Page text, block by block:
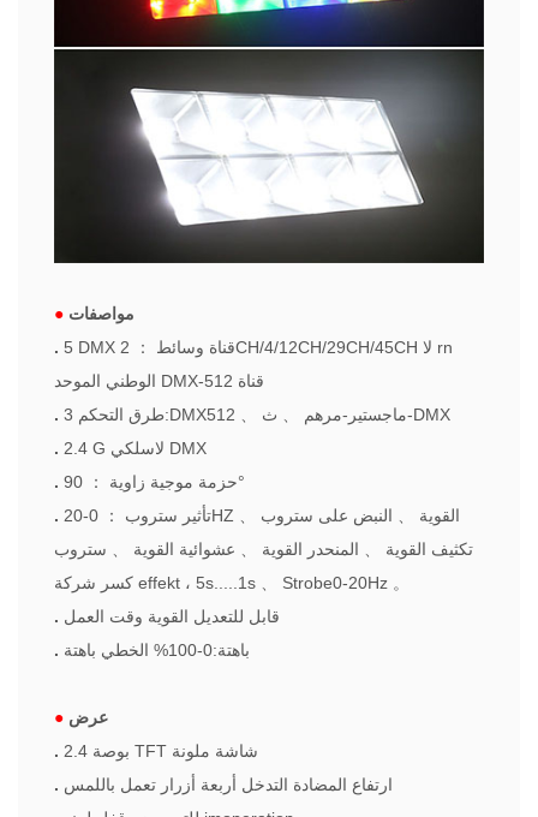
● مواصفات
.
5 DMX قناة وسائط ： 2CH/4/12CH/29CH/45CH لا rn
الوطني الموحد DMX-512 قناة
.
3 طرق التحكم:DMX512 、 ماجستير-مرهم 、
ث-DMX
.
2.4 G لاسلكي DMX
.
حزمة موجية زاوية ：
90°
.
تأثير ستروب ： 0-20HZ القوية 、 النبض على ستروب 、
تكثيف القوية 、 المنحدر القوية 、 عشوائية القوية 、 ستروب
كسر شركة effekt ، 5s.....1s 、 Strobe0-20Hz 。
. قابل للتعديل القوية وقت العمل
.
باهتة:0-100% الخطي باهتة
● عرض
.
2.4 بوصة TFT شاشة ملونة
. ارتفاع المضادة التدخل أربعة أزرار تعمل باللمس